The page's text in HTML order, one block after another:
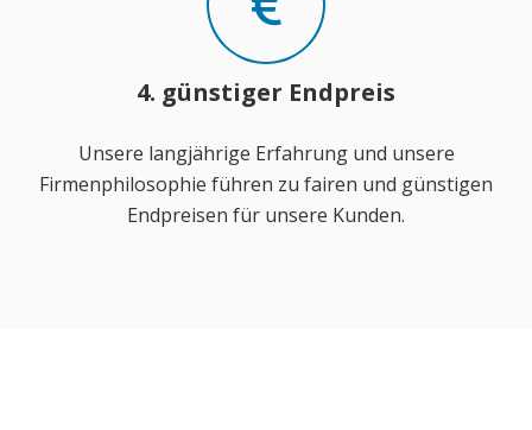
4. günstiger Endpreis
Unsere langjährige Erfahrung und unsere
Firmenphilosophie führen zu fairen und günstigen
Endpreisen für unsere Kunden.